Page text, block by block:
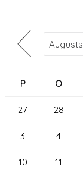
P O
27 28
3 4
10 11